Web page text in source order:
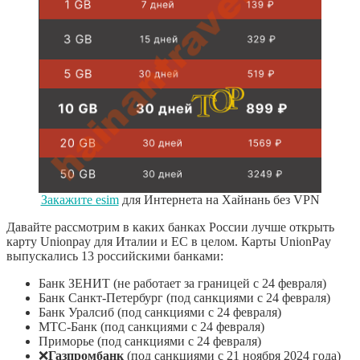
Закажите esimдля Интернета на Хайнань без VPN
Давайте рассмотрим в каких банках России лучше открыть
карту Unionpay для Италии и ЕС в целом. Карты UnionPay
выпускались 13 российскими банками:
Банк ЗЕНИТ (не работает за границей с 24 февраля)
Банк Санкт-Петербург (под санкциями с 24 февраля)
Банк Уралсиб (под санкциями с 24 февраля)
МТС-Банк (под санкциями с 24 февраля)
Приморье (под санкциями с 24 февраля)
❌Газпромбанк (под санкциями с 21 ноября 2024 года)